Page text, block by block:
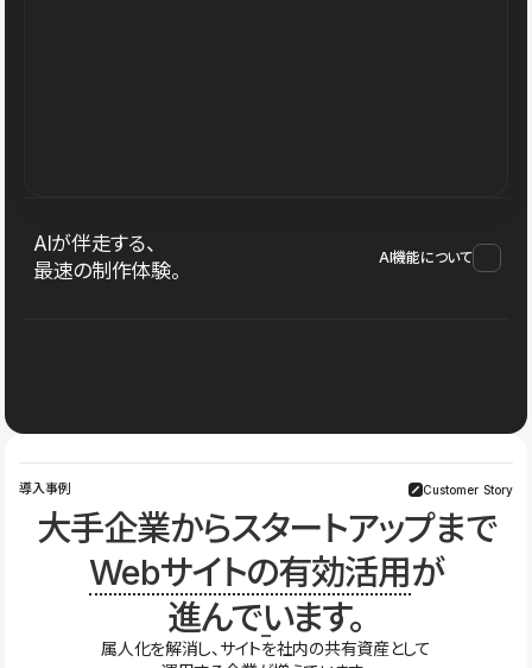
AIが伴走する、
最速の制作体験。
AI機能について
導入事例 Customer Story
大手企業からスタートアップまで
Webサイトの有効活用が
進んでいます。
属人化を解消し、サイトを社内の共有資産として